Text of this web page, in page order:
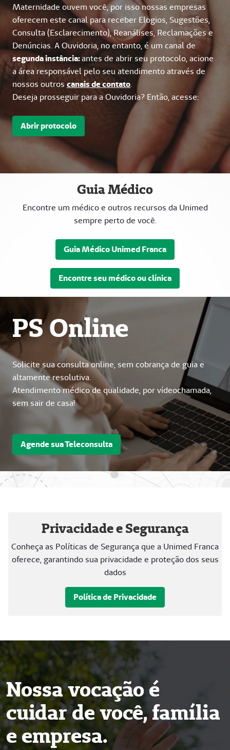
Maternidade ouvem você, por isso nossas empresas
oferecem este canal para receber Elogios, Sugestões,
Consulta (Esclarecimento), Reanálises, Reclamações e
Denúncias. A Ouvidoria, no entanto, é um canal de
segunda instância:antes de abrir seu protocolo, acione
a área responsável pelo seu atendimento através de
nossos outroscanais de contato.
Deseja prosseguir para a Ouvidoria? Então, acesse:
Abrir protocolo
Guia Médico
Encontre um médico e outros recursos da Unimed
sempre perto de você.
Guia Médico Unimed Franca
Encontre seu médico ou clínica
PS Online
Solicite sua consulta online, sem cobrança de guia e
altamente resolutiva.
Atendimento médico de qualidade, por vídeochamada,
sem sair de casa!
Agende sua Teleconsulta
Privacidade e Segurança
Conheça as Políticas de Segurança que a Unimed Franca
oferece, garantindo sua privacidade e proteção dos seus
dados
Política de Privacidade
Nossa vocação é
cuidar de você, família
e empresa.